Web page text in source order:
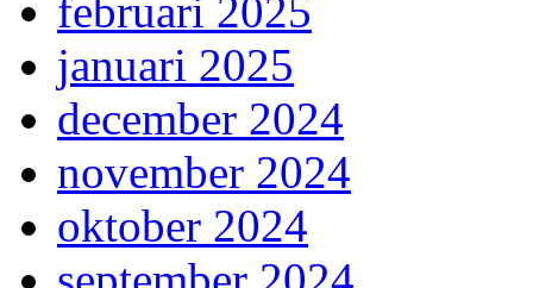
februari 2025
januari 2025
december 2024
november 2024
oktober 2024